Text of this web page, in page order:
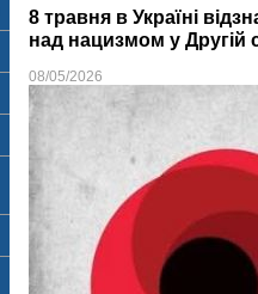
8 травня в Україні
над нацизмом у Другій
08/05/2026